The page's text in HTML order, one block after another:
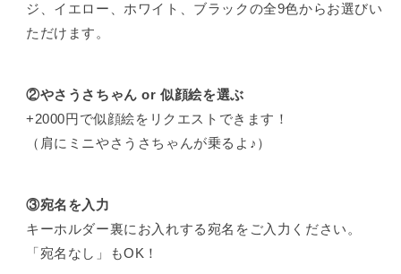
ジ、イエロー、ホワイト、ブラックの全9色からお選びい
ただけます。
②やさうさちゃん or 似顔絵を選ぶ
+2000円で似顔絵をリクエストできます！
（肩にミニやさうさちゃんが乗るよ♪）
③宛名を入力
キーホルダー裏にお入れする宛名をご入力ください。
「宛名なし」もOK！